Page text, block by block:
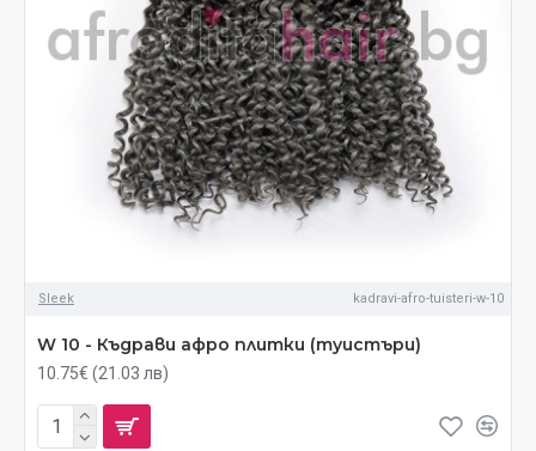
Sleek kadravi-afro-tuisteri-w-10
W 10 - Къдрави афро плитки (туистъри)
10.75€ (21.03 лв)